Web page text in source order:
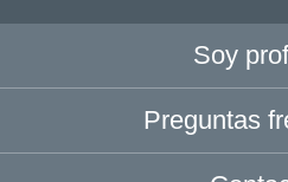
Soy
Preguntas